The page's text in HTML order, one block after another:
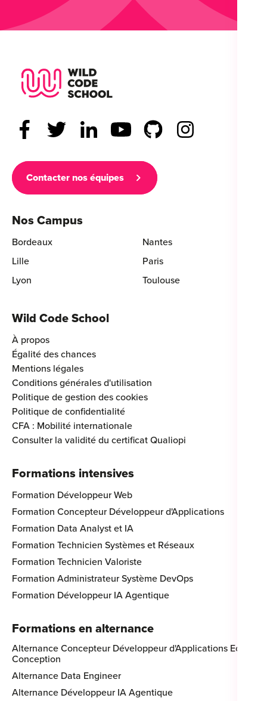
Contacter nos équipes
Nos Campus
Bordeaux
Lille
Lyon
Nantes
Paris
Toulouse
Wild Code School
À propos
Égalité des chances
Mentions légales
Conditions générales d'utilisation
Politique de gestion des cookies
Politique de confidentialité
CFA : Mobilité internationale
Consulter la validité du certificat Qualiopi
Formations intensives
Formation Développeur Web
Formation Concepteur Développeur d'Applications
Formation Data Analyst et IA
Formation Technicien Systèmes et Réseaux
Formation Technicien Valoriste
Formation Administrateur Système DevOps
Formation Développeur IA Agentique
Formations en alternance
Alternance Concepteur Développeur d'Applications Eco-
Conception
Alternance Data Engineer
Alternance Développeur IA Agentique